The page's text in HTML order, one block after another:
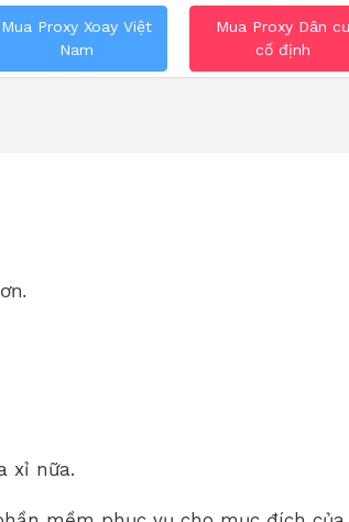
Mua Proxy Xoay Việt
Nam
Mua Proxy Dân
cố định
xỉ nữa.